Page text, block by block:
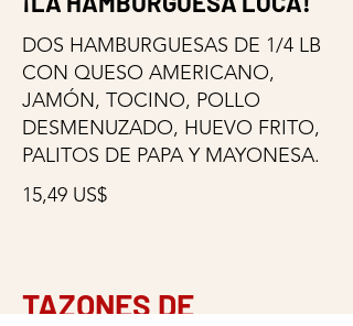
DOS HAMBURGUESAS DE 1/4 LB
CON QUESO AMERICANO,
JAMÓN, TOCINO, POLLO
DESMENUZADO, HUEVO FRITO,
PALITOS DE PAPA Y MAYONESA.
15,49 US$
TAZONES DE